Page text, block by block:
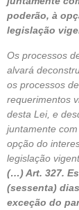
poderão, à
legislação
Os processos
alvará
os processos
requerimentos
desta Lei, e
juntamente
opção do
legislação
(…) Art. 327.
(sessenta)
exceção do